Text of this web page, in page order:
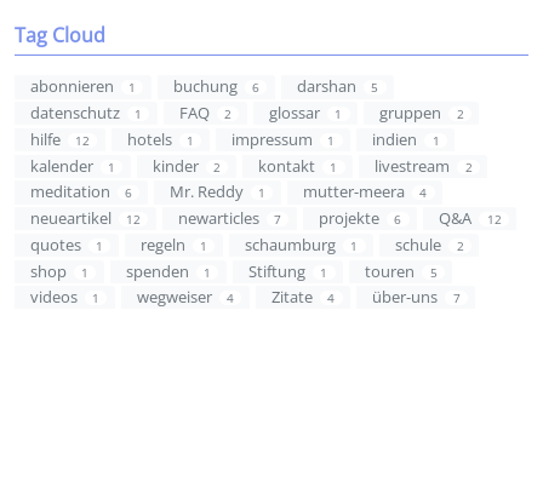
Tag Cloud
abonnieren 1 buchung 6 darshan 5
datenschutz 1 FAQ 2 glossar 1 gruppen 2
hilfe 12 hotels 1 impressum 1 indien 1
kalender 1 kinder 2 kontakt 1 livestream 2
meditation 6 Mr. Reddy 1 mutter-meera 4
neueartikel 12 newarticles 7 projekte 6 Q&A 12
quotes 1 regeln 1 schaumburg 1 schule 2
shop 1 spenden 1 Stiftung 1 touren 5
videos 1 wegweiser 4 Zitate 4 über-uns 7